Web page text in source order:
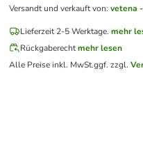
Versandt und verkauft von: vetena
Lieferzeit 2-5 Werktage. mehr
Rückgaberechtmehr lesen
Alle Preise inkl. MwSt.ggf. zzgl.